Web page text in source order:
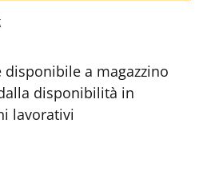
a magazzino
disponibilità in
lavorativi